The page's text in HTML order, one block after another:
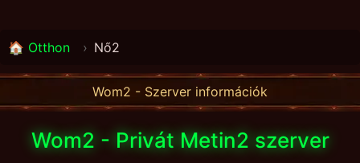
🏠 Otthon › Nő2
Wom2 - Szerver információk
Wom2 - Privát Metin2 szerver